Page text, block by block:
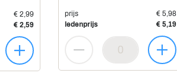
€ 2,99
€ 2,59
prijs
€ 5,98
ledenprijs
€ 5,19